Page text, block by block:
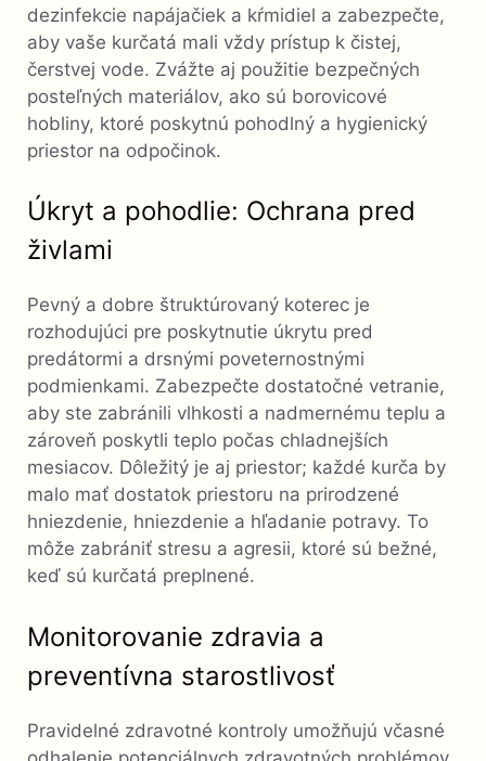
dezinfekcie napájačiek a kŕmidiel a zabezpečte,
aby vaše kurčatá mali vždy prístup k čistej,
čerstvej vode. Zvážte aj použitie bezpečných
posteľných materiálov, ako sú borovicové
hobliny, ktoré poskytnú pohodlný a hygienický
priestor na odpočinok.
Úkryt a pohodlie: Ochrana pred
živlami
Pevný a dobre štruktúrovaný koterec je
rozhodujúci pre poskytnutie úkrytu pred
predátormi a drsnými poveternostnými
podmienkami. Zabezpečte dostatočné vetranie,
aby ste zabránili vlhkosti a nadmernému teplu a
zároveň poskytli teplo počas chladnejších
mesiacov. Dôležitý je aj priestor; každé kurča by
malo mať dostatok priestoru na prirodzené
hniezdenie, hniezdenie a hľadanie potravy. To
môže zabrániť stresu a agresii, ktoré sú bežné,
keď sú kurčatá preplnené.
Monitorovanie zdravia a
preventívna starostlivosť
Pravidelné zdravotné kontroly umožňujú včasné